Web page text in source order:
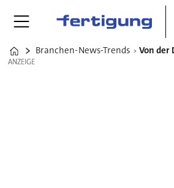
Home
Branchen-News-Trends
ANZEIGE
ANZEIGE